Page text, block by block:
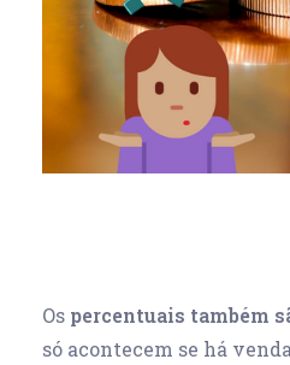
Os percentuais também
só acontecem se há